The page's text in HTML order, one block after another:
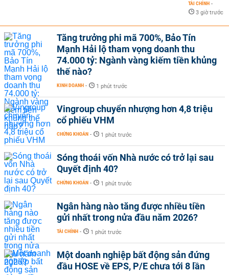
TÀI CHÍNH -
3 giờ trước
Tăng trưởng phi mã 700%, Bảo Tín
Mạnh Hải lộ tham vọng doanh thu
74.000 tỷ: Ngành vàng kiếm tiền khủng
thế nào?
KINH DOANH - 1 phút trước
Vingroup chuyển nhượng hơn 4,8 triệu
cổ phiếu VHM
CHỨNG KHOÁN - 1 phút trước
Sóng thoái vốn Nhà nước có trở lại sau
Quyết định 40?
CHỨNG KHOÁN - 1 phút trước
Ngân hàng nào tăng được nhiều tiền
gửi nhất trong nửa đầu năm 2026?
TÀI CHÍNH - 1 phút trước
Một doanh nghiệp bất động sản đứng
đầu HOSE về EPS, P/E chưa tới 8 lần